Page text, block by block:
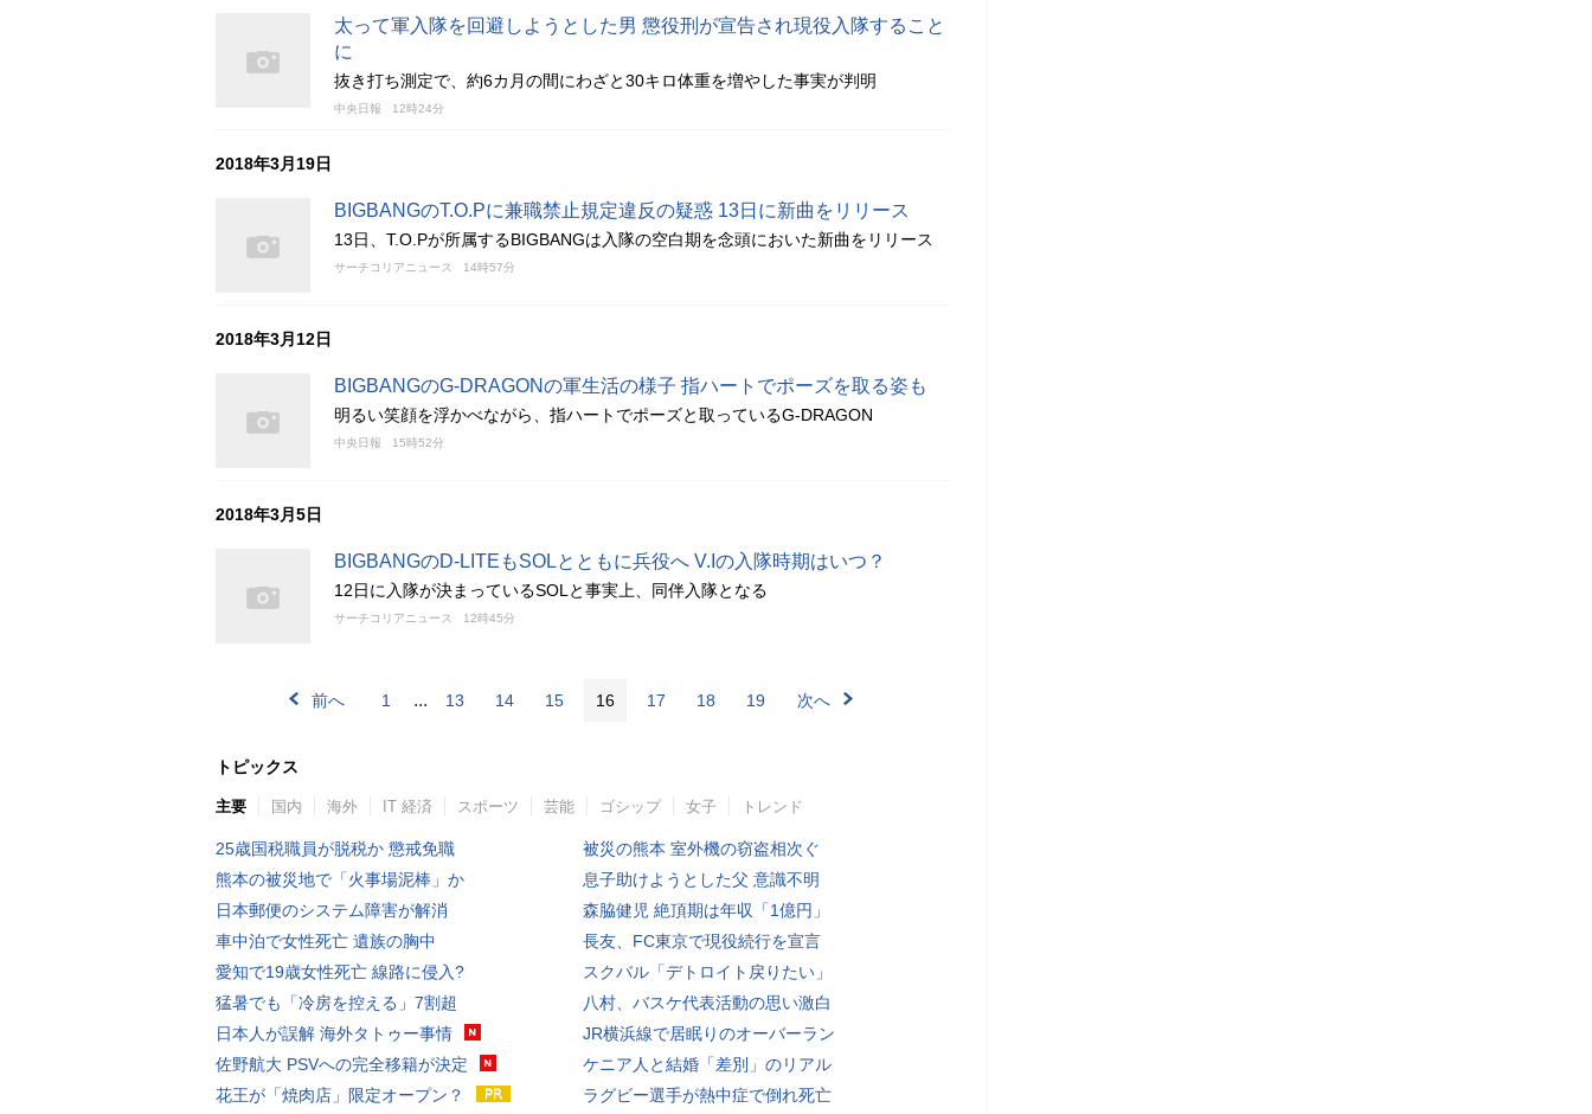
太って軍入隊を回避しようとした男 懲役刑が宣告され現役入隊すること
に
抜き打ち測定で、約6カ月の間にわざと30キロ体重を増やした事実が判明
中央日報 12時24分
2018年3月19日
BIGBANGのT.O.Pに兼職禁止規定違反の疑惑 13日に新曲をリリース
13日、T.O.Pが所属するBIGBANGは入隊の空白期を念頭においた新曲をリリース
サーチコリアニュース 14時57分
2018年3月12日
BIGBANGのG-DRAGONの軍生活の様子 指ハートでポーズを取る姿も
明るい笑顔を浮かべながら、指ハートでポーズと取っているG-DRAGON
中央日報 15時52分
2018年3月5日
BIGBANGのD-LITEもSOLとともに兵役へ V.Iの入隊時期はいつ？
12日に入隊が決まっているSOLと事実上、同伴入隊となる
サーチコリアニュース 12時45分
前へ 1 ... 13 14 15 16 17 18 19 次へ
トピックス
主要 国内 海外 IT 経済 スポーツ 芸能 ゴシップ 女子 トレンド
25歳国税職員が脱税か 懲戒免職
熊本の被災地で「火事場泥棒」か
日本郵便のシステム障害が解消
車中泊で女性死亡 遺族の胸中
愛知で19歳女性死亡 線路に侵入?
猛暑でも「冷房を控える」7割超
日本人が誤解 海外タトゥー事情
佐野航大 PSVへの完全移籍が決定
花王が「焼肉店」限定オープン？
被災の熊本 室外機の窃盗相次ぐ
息子助けようとした父 意識不明
森脇健児 絶頂期は年収「1億円」
長友、FC東京で現役続行を宣言
スクバル「デトロイト戻りたい」
八村、バスケ代表活動の思い激白
JR横浜線で居眠りのオーバーラン
ケニア人と結婚「差別」のリアル
ラグビー選手が熱中症で倒れ死亡